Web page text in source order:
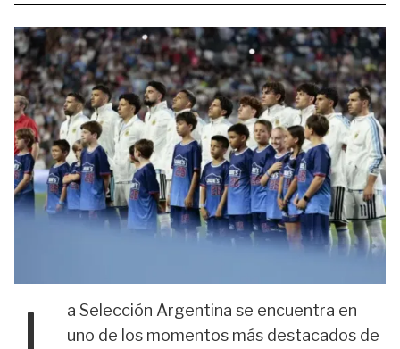
a Selección Argentina se encuentra en
uno de los momentos más destacados de